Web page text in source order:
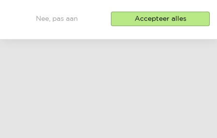
Nee, pas aan Accepteer alles